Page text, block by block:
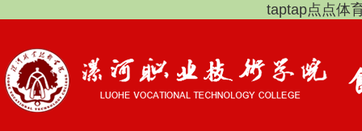
taptap点点体